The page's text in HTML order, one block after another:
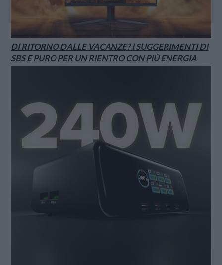
DI RITORNO DALLE VACANZE? I SUGGERIMENTI DI
SBS E PURO PER UN RIENTRO CON PIÙ ENERGIA